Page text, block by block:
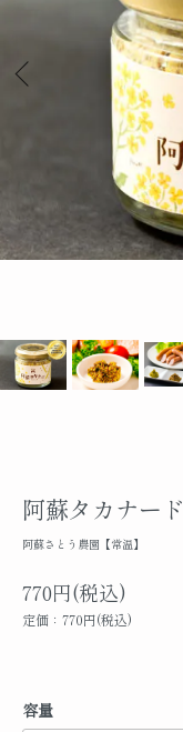
阿蘇タカナード
阿蘇さとう農園【常温】
770円(税込)
定価：770円(税込)
容量